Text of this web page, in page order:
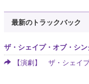
最新のトラックバック
ザ・シェイプ・オブ・シ
【演劇】 ザ・シェイ